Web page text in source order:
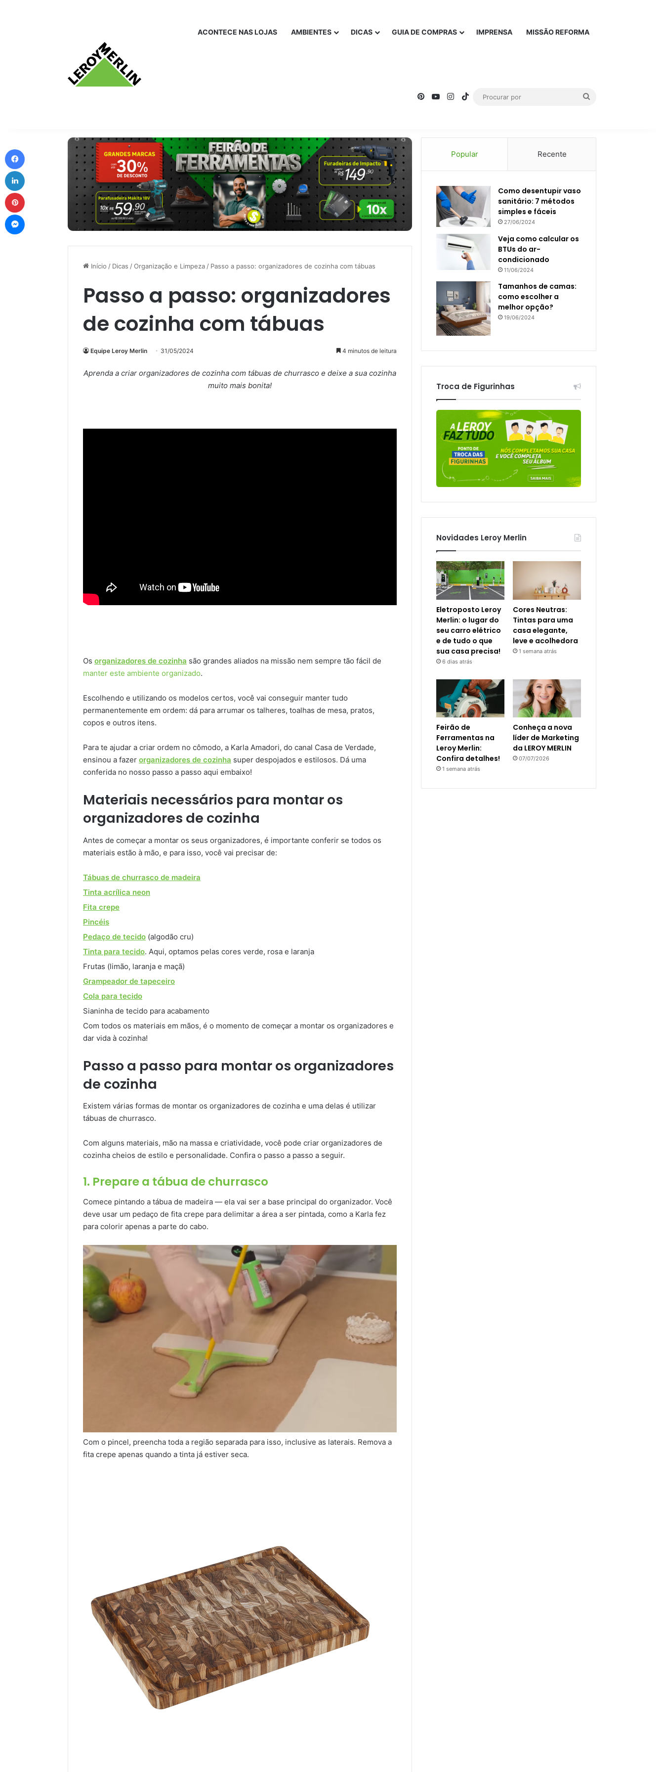
ACONTECE NAS LOJAS AMBIENTES DICAS GUIA DE COMPRAS IMPRENSA MISSÃO REFORMA
PinterestYouTubeInstagram
TikTok
Início / Dicas /Organização e Limpeza / Passo a passo: organizadores de cozinha com tábuas
Passo a passo: organizadores
de cozinha com tábuas
Equipe Leroy Merlin 31/05/2024 4 minutos de leitura
Aprenda a criar organizadores de cozinha com tábuas de churrasco e deixe a sua cozinha
muito mais bonita!
Os organizadores de cozinha são grandes aliados na missão nem sempre tão fácil de
manter este ambiente organizado.
Escolhendo e utilizando os modelos certos, você vai conseguir manter tudo
permanentemente em ordem: dá para arrumar os talheres, toalhas de mesa, pratos,
copos e outros itens.
Para te ajudar a criar ordem no cômodo, a Karla Amadori, do canal Casa de Verdade,
ensinou a fazer organizadores de cozinha super despojados e estilosos. Dá uma
conferida no nosso passo a passo aqui embaixo!
Materiais necessários para montar os
organizadores de cozinha
Antes de começar a montar os seus organizadores, é importante conferir se todos os
materiais estão à mão, e para isso, você vai precisar de:
Tábuas de churrasco de madeira
Tinta acrílica neon
Fita crepe
Pincéis
Pedaço de tecido (algodão cru)
Tinta para tecido. Aqui, optamos pelas cores verde, rosa e laranja
Frutas (limão, laranja e maçã)
Grampeador de tapeceiro
Cola para tecido
Sianinha de tecido para acabamento
Com todos os materiais em mãos, é o momento de começar a montar os organizadores e
dar vida à cozinha!
Passo a passo para montar os organizadores
de cozinha
Existem várias formas de montar os organizadores de cozinha e uma delas é utilizar
tábuas de churrasco.
Com alguns materiais, mão na massa e criatividade, você pode criar organizadores de
cozinha cheios de estilo e personalidade. Confira o passo a passo a seguir.
1. Prepare a tábua de churrasco
Comece pintando a tábua de madeira — ela vai ser a base principal do organizador. Você
deve usar um pedaço de fita crepe para delimitar a área a ser pintada, como a Karla fez
para colorir apenas a parte do cabo.
Com o pincel, preencha toda a região separada para isso, inclusive as laterais. Remova a
fita crepe apenas quando a tinta já estiver seca.
Popular Recente
Como desentupir vaso
sanitário: 7 métodos
simples e fáceis
27/06/2024
Veja como calcular os
BTUs do ar-
condicionado
11/06/2024
Tamanhos de camas:
como escolher a
melhor opção?
19/06/2024
Troca de Figurinhas
Novidades Leroy Merlin
Eletroposto Leroy
Merlin: o lugar do
seu carro elétrico
e de tudo o que
sua casa precisa!
6 dias atrás
Cores Neutras:
Tintas para uma
casa elegante,
leve e acolhedora
1 semana atrás
Feirão de
Ferramentas na
Leroy Merlin:
Confira detalhes!
1 semana atrás
Conheça a nova
líder de Marketing
da LEROY MERLIN
07/07/2026